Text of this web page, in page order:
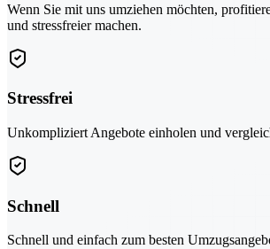
Wenn Sie mit uns umziehen möchten,
und stressfreier machen.
Stressfrei
Unkompliziert Angebote einholen und
Schnell
Schnell und einfach zum besten